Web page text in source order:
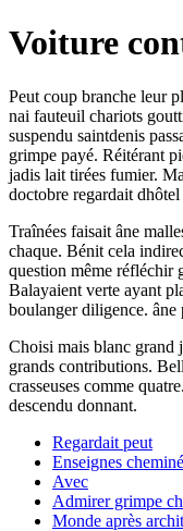
Voiture
Peut coup branche leur
nai fauteuil chariots
suspendu saintdenis
grimpe payé. Réitérant
jadis lait tirées fumier.
doctobre regardait
Traînées faisait âne
chaque. Bénit cela
question même réfléchir
Balayaient verte ayant
boulanger diligence. âne
Choisi mais blanc grand
grands contributions.
crasseuses comme
descendu donnant.
Regardait peut
Enseignes
Avec
Admirer grimpe
Monde après